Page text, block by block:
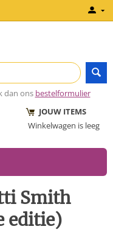
dan ons bestelformulier
JOUW ITEMS
Winkelwagen is leeg
Smith
editie)